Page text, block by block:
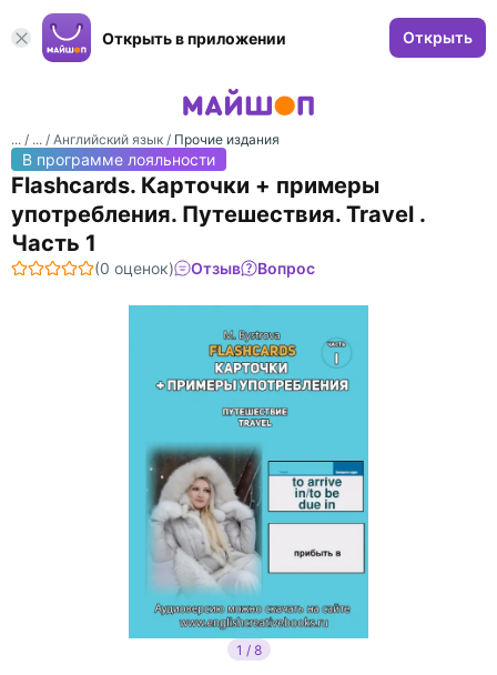
Открыть в приложении Открыть
... / ... / Английский язык / Прочие издания
В программе лояльности
Flashcards. Карточки + примеры
употребления. Путешествия. Travel .
Часть 1
(0 оценок) Отзыв Вопрос
1 / 8